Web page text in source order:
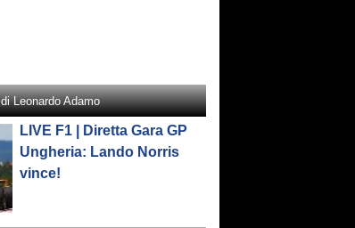
di Leonardo Adamo
LIVE F1 | Diretta Gara GP
Ungheria: Lando Norris
vince!